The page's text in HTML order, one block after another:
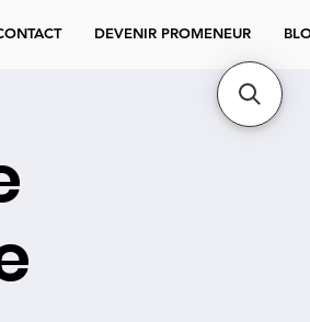
DEVENIR PROMENEUR